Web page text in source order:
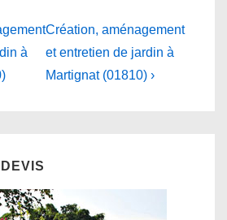
à
Next
Post
is
Création, aménagement
et entretien de jardin à
Martignat (01810) ›